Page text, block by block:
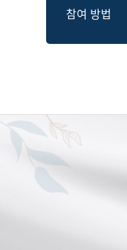
참여 방법